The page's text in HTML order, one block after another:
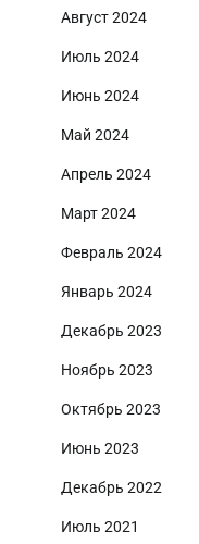
Август 2024
Июль 2024
Июнь 2024
Май 2024
Апрель 2024
Март 2024
Февраль 2024
Январь 2024
Декабрь 2023
Ноябрь 2023
Октябрь 2023
Июнь 2023
Декабрь 2022
Июль 2021